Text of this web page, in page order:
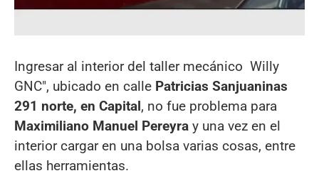
Ingresar al interior del taller mecánico Willy
GNC", ubicado en calle Patricias Sanjuaninas
291 norte, en Capital, no fue problema para
Maximiliano Manuel Pereyra y una vez en el
interior cargar en una bolsa varias cosas, entre
ellas herramientas.